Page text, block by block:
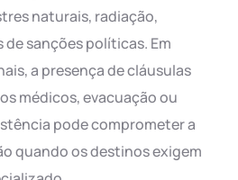
naturais, radiação,
sanções políticas. Em
a presença de cláusulas
médicos, evacuação ou
pode comprometer a
quando os destinos exigem